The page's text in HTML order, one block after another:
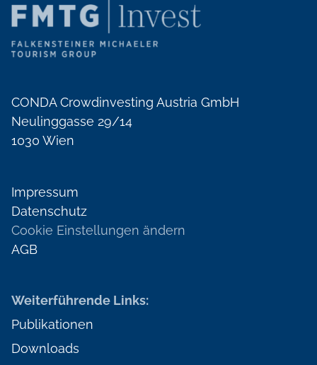
CONDA Crowdinvesting Austria GmbH
Neulinggasse 29/14
1030 Wien
Impressum
Datenschutz
Cookie Einstellungen ändern
AGB
Weiterführende Links:
Publikationen
Downloads